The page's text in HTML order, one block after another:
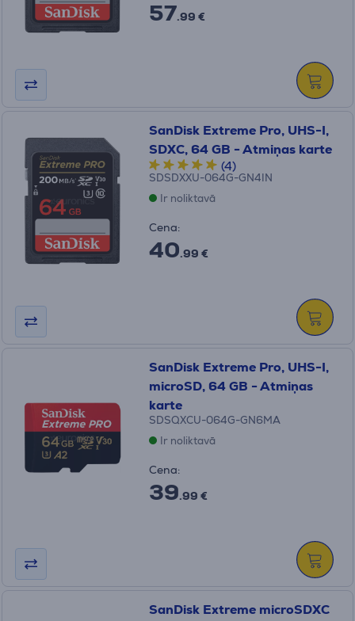
57.99 €
SanDisk Extreme Pro, UHS-I,
SDXC, 64 GB - Atmiņas karte
(4)
SDSDXXU-064G-GN4IN
Ir noliktavā
Cena:
40.99 €
SanDisk Extreme Pro, UHS-I,
microSD, 64 GB - Atmiņas
karte
SDSQXCU-064G-GN6MA
Ir noliktavā
Cena:
39.99 €
SanDisk Extreme microSDXC